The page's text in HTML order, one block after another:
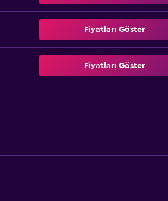
Fiyatları Göster
Fiyatları Göster